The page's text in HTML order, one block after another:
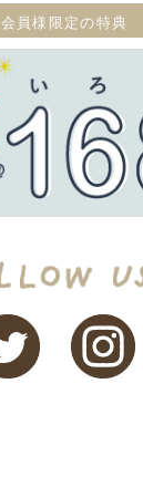
会員様限定の特典